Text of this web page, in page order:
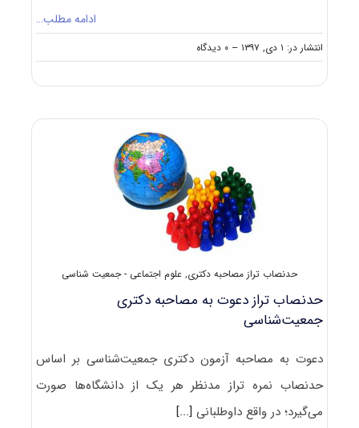
ادامه مطلب…
انتشار در: ۱ دی, ۱۳۹۷ -- ۰ دیدگاه
on
دانلود
۹۸
جمعیت‌شناسی
۲۱۲۶
حدنصاب تراز مصاحبه دکتری, علوم اجتماعی - جمعیت شناسی
حدنصاب تراز دعوت به مصاحبه دکتری
جمعیت‌شناسی
دعوت به مصاحبه آزمون دکتری جمعیت‌شناسی بر اساس
حدنصاب نمره تراز مدنظر هر یک از دانشگاه‌ها صورت
می‌گیرد؛ در واقع داوطلبانی[...]